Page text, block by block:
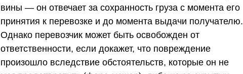
вины — он отвечает за сохранность груза с момента его
принятия к перевозке и до момента выдачи получателю.
Однако перевозчик может быть освобожден от
ответственности, если докажет, что повреждение
произошло вследствие обстоятельств, которые он не